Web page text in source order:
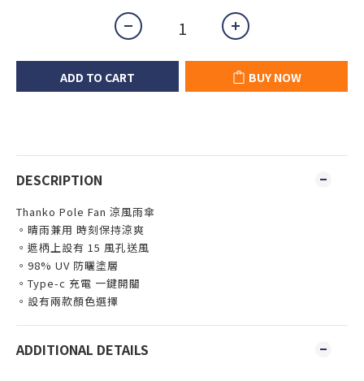
ADD TO CART BUY NOW
DESCRIPTION
Thanko Pole Fan 涼風雨傘
。晴雨兼用 時刻保持涼爽
。遮柄上設有 15 風孔送風
。98% UV 防曬塗層
。Type-c 充電 一鍵開關
。設有兩款顏色選擇
ADDITIONAL DETAILS